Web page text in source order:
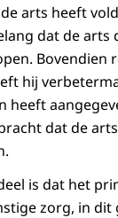
arts heeft
dat de
Bovendien
hij
dat de
is dat het
zorg, in